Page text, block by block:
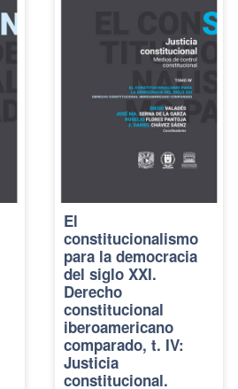
El
constitucionalismo
para la democracia
del siglo XXI.
Derecho
constitucional
iberoamericano
comparado, t. IV:
Justicia
constitucional.